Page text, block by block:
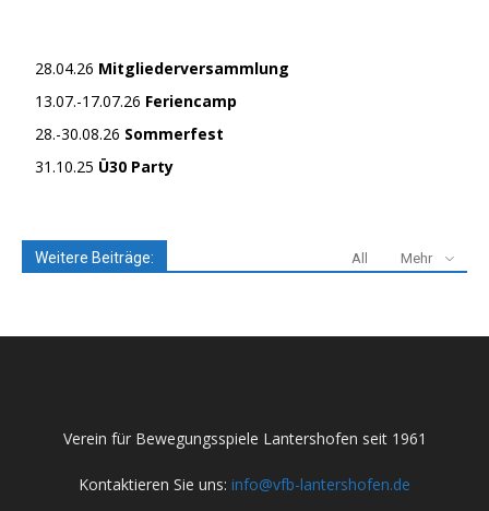
28.04.26 Mitgliederversammlung
13.07.-17.07.26 Feriencamp
28.-30.08.26 Sommerfest
31.10.25 Ü30 Party
Weitere Beiträge: All Mehr
Verein für Bewegungsspiele Lantershofen seit 1961
Kontaktieren Sie uns: info@vfb-lantershofen.de